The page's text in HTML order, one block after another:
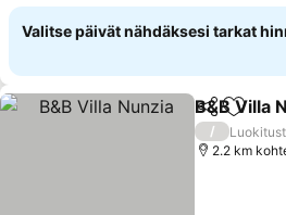
Valitse päivät nähdäksesi tarkat
Jaa Lisää
B&B Villa
/
2.2 km